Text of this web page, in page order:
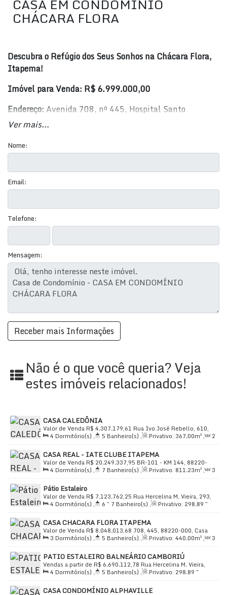
CASA EM CONDOMÍNIO
CHÁCARA FLORA
Descubra o Refúgio dos Seus Sonhos na Chácara Flora,
Itapema!
Imóvel para Venda: R$ 6.999.000,00
Endereço: Avenida 708, nº 445, Hospital Santo
Antônio, Chácara Flora, Casa Branca, Itapema, SC, BR
Detalhes do Imóvel:
Área Total:420 m²
Área Privada:419 m²
Área do Terreno:1.338,63 m²
Características:
Quartos:
Suítes:3
Banheiros:5
Salas:3
Garagens:8
Ar Condicionado
Área de Serviço
Cozinha Planejada
Cozinha
Decorado
Campo de Futebol
Churrasqueira
Circuito de TV
Condomínio Fechado
Acesso a Deficientes
Alarme
Comodidades Próximas:
Escola 1º Grau
Hospital Santo Antônio
Essa casa de alto padrão oferece tudo que você e sua
família precisam para viver com conforto e segurança.
Aproveite a ampla área de lazer, a infraestrutura
Ver mais...
Nome:
Email:
Telefone:
Mensagem:
Não é o que você queria? Veja
estes imóveis relacionados!
CASA CALEDÔNIA
R$ 4.307.179,61
Valor de Venda
Rua Ivo José Rebello, 610,
88345-900, Santa Regina, Camboriú, Santa Catarina, Brasil
4 Dormitório(s) , 5 Banheiro(s) , Privativo: 367.00m² ,
2
Sala(s) , 4Suíte(s) , Total:404.00m² , 2Vaga(s) ,
Útil:
367.00 m²
CASA REAL - IATE CLUBE ITAPEMA
R$ 20.249.337,95
Valor de Venda
BR-101 - KM 144, 88220-
000, Ilhota, Itapema, Santa Catarina, Brasil
4 Dormitório(s) , 7 Banheiro(s) , Privativo: 811.23m² ,
3
Sala(s) , 4Suíte(s) , Total:1025.00m², 6 Vaga(s),
Útil:
811.23m², Terreno:
Pátio Estaleiro
R$ 7.123.762,25
Valor de Venda
Rua Hercelina M. Vieira, 293,
88334-020, Praia do Estaleiro, Balneário Camboriú, Santa
Catarina, Brasil
4 Dormitório(s) , 6 ~ 7 Banheiro(s) , Privativo: 298.89 ~
344.29m², 4 Suíte(s), Total: 298.89m², 2 Vaga(s),
Útil:
298.89~ 344.29m²
CASA CHACARA FLORA ITAPEMA
R$ 8.048.013,68
Valor de Venda
708, 445, 88220-000, Casa
Branca, Itapema, Santa Catarina, Brasil
3 Dormitório(s) , 5 Banheiro(s) , Privativo: 440.00m² ,
3
Sala(s) , 3Suíte(s) , Total:516.00m² , 5Vaga(s) ,
Útil:
440.00m²
PATIO ESTALEIRO BALNEÁRIO CAMBORIÚ
R$ 6.690.112,78
Vendas a partir de
Rua Hercelina M. Vieira,
293, 88334-020, Praia do Estaleiro, Balneário Camboriú, Santa
Catarina, Brasil
4 Dormitório(s) , 5 Banheiro(s) , Privativo: 298.89 ~
344.29m², 3 Sala(s) , 4Suíte(s) , Total:402.01m² ,
2
Vaga(s), Útil: 298.89~ 344.29m²
CASA CONDOMÍNIO ALPHAVILLE